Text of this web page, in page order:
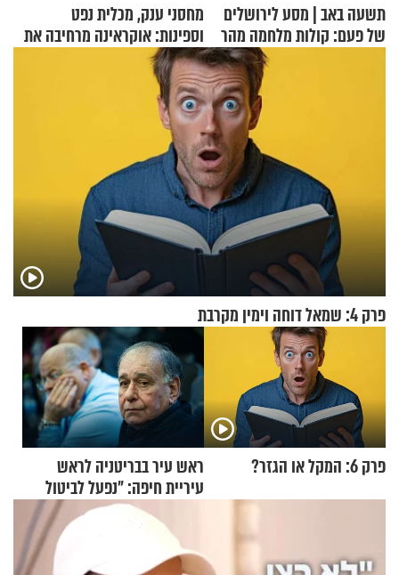
תשעה באב | מסע לירושלים
של פעם: קולות מלחמה מהר
מחסני ענק, מכלית נפט
וספינות: אוקראינה מרחיבה את
התקיפות בעומק רוסיה
פרק 4: שמאל דוחה וימין מקרבת
פרק 6: המקל או הגזר?
ראש עיר בבריטניה לראש
עיריית חיפה: ״נפעל לביטול
ברית הערים התאומות״